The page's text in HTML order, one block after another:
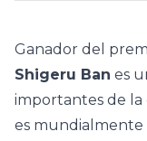
Ganador del
Shigeru Ban es
importantes de la
es mundialmente